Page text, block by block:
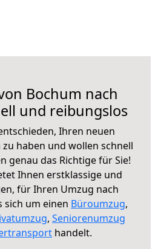
Bochum nach
und reibungslos
Ihren neuen
haben und wollen schnell
genau das Richtige für Sie!
Ihnen erstklassige und
für Ihren Umzug nach
sich um einen Büroumzug,
, Seniorenumzug
handelt.